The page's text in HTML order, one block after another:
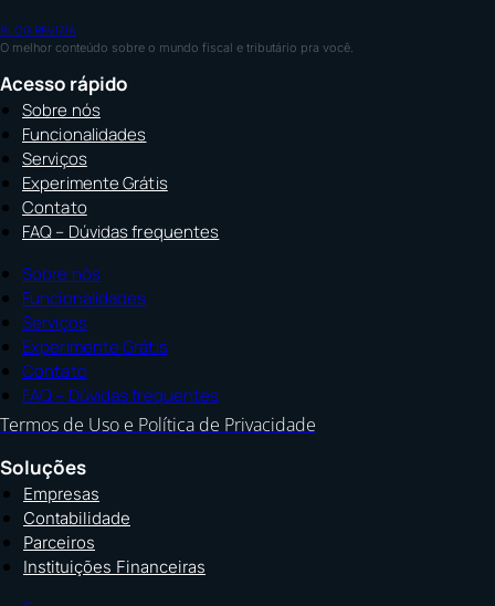
BLOG REVIZIA
O melhor conteúdo sobre o mundo fiscal e tributário pra você.
Acesso rápido
Sobre nós
Funcionalidades
Serviços
Experimente Grátis
Contato
FAQ – Dúvidas frequentes
Sobre nós
Funcionalidades
Serviços
Experimente Grátis
Contato
FAQ – Dúvidas frequentes
Termos de Uso e Política de Privacidade
Soluções
Empresas
Contabilidade
Parceiros
Instituições Financeiras